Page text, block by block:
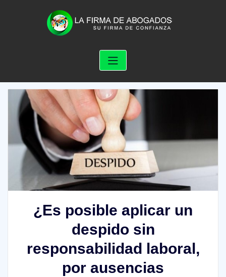
¿Es posible aplicar un
despido sin
responsabilidad laboral,
por ausencias